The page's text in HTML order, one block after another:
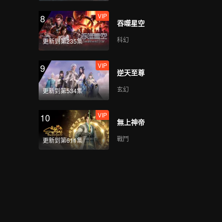
8
更新到第235集
VIP
吞噬星空
科幻
9
更新到第534集
VIP
逆天至尊
玄幻
10
更新到第611集
VIP
無上神帝
戰鬥